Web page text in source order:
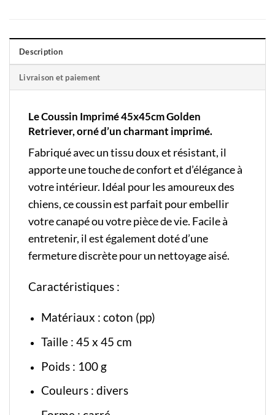
Description
Livraison et paiement
LeCoussin Imprimé45x45cm Golden
Retriever,orné d’un charmant imprimé.
Fabriqué avec un tissu doux et résistant, il
apporte une touche de confort et d’élégance à
votre intérieur. Idéal pour les amoureux des
chiens, ce coussin est parfait pour embellir
votre canapé ou votre pièce de vie. Facile à
entretenir, il est également doté d’une
fermeture discrète pour un nettoyage aisé.
Caractéristiques :
Matériaux : coton (pp)
Taille : 45 x 45 cm
Poids : 100 g
Couleurs : divers